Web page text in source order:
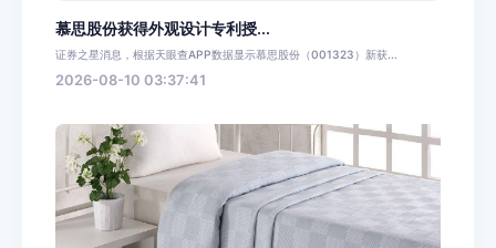
慕思股份获得外观设计专利授...
证券之星消息，根据天眼查APP数据显示慕思股份（001323）新获...
2026-08-10 03:37:41